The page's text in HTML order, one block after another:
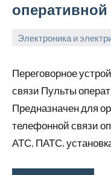
оперативной
Электроника и
2023
Переговорное
связи Пульты
Предназначен для
телефонной связи
АТС, ПАТС,